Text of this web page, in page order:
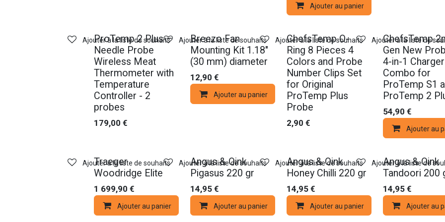
Ajouter au panier
Nouveau !
ProTemp 2 Plus –
Needle Probe
Wireless Meat
Thermometer with
Temperature
Controller - 2
probes
179,00 €
Ajouter à la liste de souhaits Nouveau !
Breezo Fan
Mounting Kit 1.18″
(30 mm) diameter
12,90 €
Ajouter au panier
Ajouter à la liste de souhaits Nouveau !
ChefsTemp O-
Ring 8 Pieces 4
Colors and Probe
Number Clips Set
for Original
ProTemp Plus
Probe
2,90 €
Ajouter à la liste de souhaits Nouveau !
ChefsTemp
Gen New
4-in-1 Charger
Combo for
ProTemp S1
ProTemp 2
54,90 €
Ajouter au
Ajouter à la liste de
Nouveau !
Traeger
Woodridge Elite
1 699,90 €
Ajouter au panier
Ajouter à la liste de souhaits Nouveau !
Angus & Oink
Pigasus 220 gr
14,95 €
Ajouter au panier
Ajouter à la liste de souhaits Nouveau !
Angus & Oink
Honey Chilli 220 gr
14,95 €
Ajouter au panier
Ajouter à la liste de souhaits Nouveau !
Angus & Oink
Tandoori 200
14,95 €
Ajouter au
Ajouter à la liste de